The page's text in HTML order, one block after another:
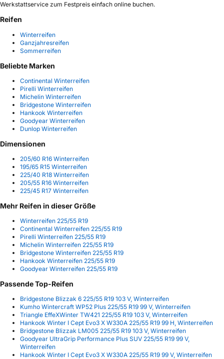
Werkstattservice zum Festpreis einfach online buchen.
Reifen
Winterreifen
Ganzjahresreifen
Sommerreifen
Beliebte Marken
Continental Winterreifen
Pirelli Winterreifen
Michelin Winterreifen
Bridgestone Winterreifen
Hankook Winterreifen
Goodyear Winterreifen
Dunlop Winterreifen
Dimensionen
205/60 R16 Winterreifen
195/65 R15 Winterreifen
225/40 R18 Winterreifen
205/55 R16 Winterreifen
225/45 R17 Winterreifen
Mehr Reifen in dieser Größe
Winterreifen 225/55 R19
Continental Winterreifen 225/55 R19
Pirelli Winterreifen 225/55 R19
Michelin Winterreifen 225/55 R19
Bridgestone Winterreifen 225/55 R19
Hankook Winterreifen 225/55 R19
Goodyear Winterreifen 225/55 R19
Passende Top-Reifen
Bridgestone Blizzak 6 225/55 R19 103 V, Winterreifen
Kumho Wintercraft WP52 Plus 225/55 R19 99 V, Winterreifen
Triangle EffeXWinter TW421 225/55 R19 103 V, Winterreifen
Hankook Winter I Cept Evo3 X W330A 225/55 R19 99 H, Winterreifen
Bridgestone Blizzak LM005 225/55 R19 103 V, Winterreifen
Goodyear UltraGrip Performance Plus SUV 225/55 R19 99 V,
Winterreifen
Hankook Winter I Cept Evo3 X W330A 225/55 R19 99 V, Winterreifen